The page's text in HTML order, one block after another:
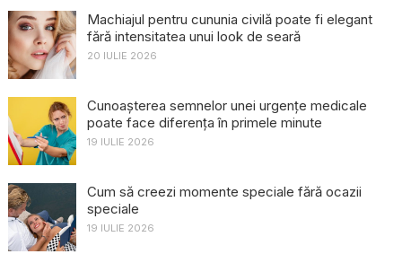
Machiajul pentru cununia civilă poate fi elegant
fără intensitatea unui look de seară
20 IULIE 2026
Cunoașterea semnelor unei urgențe medicale
poate face diferența în primele minute
19 IULIE 2026
Cum să creezi momente speciale fără ocazii
speciale
19 IULIE 2026